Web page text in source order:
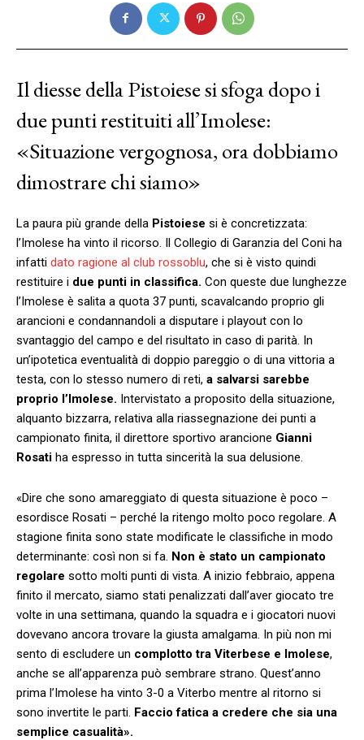
Il diesse della Pistoiese si sfoga dopo i
due punti restituiti all’Imolese:
«Situazione vergognosa, ora dobbiamo
dimostrare chi siamo»
La paura più grande della Pistoiese si è concretizzata:
l’Imolese ha vinto il ricorso. Il Collegio di Garanzia del Coni ha
infatti dato ragione al club rossoblu, che si è visto quindi
restituire i due punti in classifica. Con queste due lunghezze
l’Imolese è salita a quota 37 punti, scavalcando proprio gli
arancioni e condannandoli a disputare i playout con lo
svantaggio del campo e del risultato in caso di parità. In
un’ipotetica eventualità di doppio pareggio o di una vittoria a
testa, con lo stesso numero di reti, a salvarsi sarebbe
proprio l’Imolese. Intervistato a proposito della situazione,
alquanto bizzarra, relativa alla riassegnazione dei punti a
campionato finita, il direttore sportivo arancione Gianni
Rosati ha espresso in tutta sincerità la sua delusione.
«Dire che sono amareggiato di questa situazione è poco –
esordisce Rosati – perché la ritengo molto poco regolare. A
stagione finita sono state modificate le classifiche in modo
determinante: così non si fa. Non è stato un campionato
regolare sotto molti punti di vista. A inizio febbraio, appena
finito il mercato, siamo stati penalizzati dall’aver giocato tre
volte in una settimana, quando la squadra e i giocatori nuovi
dovevano ancora trovare la giusta amalgama. In più non mi
sento di escludere un complotto tra Viterbese e Imolese,
anche se all’apparenza può sembrare strano. Quest’anno
prima l’Imolese ha vinto 3-0 a Viterbo mentre al ritorno si
sono invertite le parti. Faccio fatica a credere che sia una
semplice casualità».